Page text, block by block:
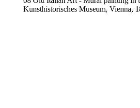
Kunsthistorisches Museum, Vienna,